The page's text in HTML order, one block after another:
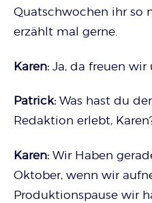
Quatschwochen ihr so
erzählt mal gerne.
Karen: Ja, da freuen wir
Patrick: Was hast du
Redaktion erlebt,
Karen: Wir Haben
Oktober, wenn wir
Produktionspause wir